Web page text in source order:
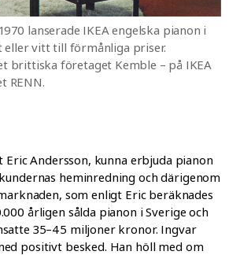
lanserade IKEA engelska pianon i
eller vitt till förmånliga priser.
brittiska företaget Kemble – på IKEA
RENN.
Eric Andersson, kunna erbjuda pianon
heminredning och därigenom
som enligt Eric beräknades
årligen sålda pianon i Sverige och
35–45 miljoner kronor. Ingvar
positivt besked. Han höll med om